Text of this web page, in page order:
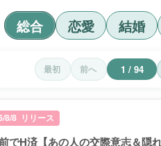
総合 恋愛 結婚
最初 前へ 1 / 94
8/8 リリース
でH済【あの人の交際意志＆隠